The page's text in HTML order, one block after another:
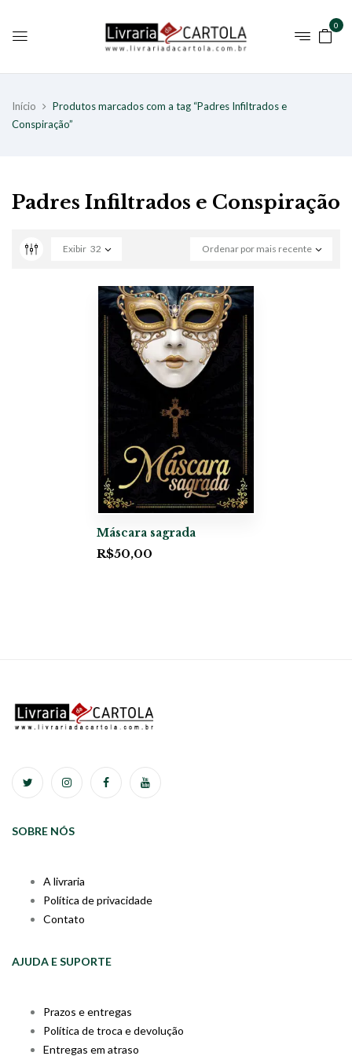
0
Início
Produtos marcados com a tag “Padres Infiltrados e
Conspiração”
Padres Infiltrados e Conspiração
Ordenar por mais recente
Exibir 32
Máscara sagrada
R$50,00
SOBRE NÓS
A livraria
Política de privacidade
Contato
AJUDA E SUPORTE
Prazos e entregas
Política de troca e devolução
Entregas em atraso